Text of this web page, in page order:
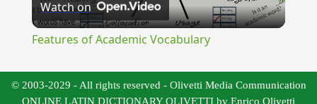
Video
Watch on
Features of Academic Vocabulary
© 2003-2029 - All rights reserved - Olivetti Media Communication
ONLINE LATIN DICTIONARY OLIVETTI by Enrico Olivetti